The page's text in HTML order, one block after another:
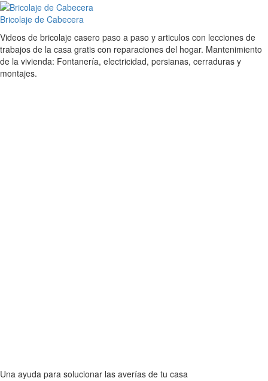
Skip
to
Bricolaje de Cabecera
Videos de bricolaje casero paso a paso y articulos con lecciones de
trabajos de la casa gratis con reparaciones del hogar. Mantenimiento
de la vivienda: Fontanería, electricidad, persianas, cerraduras y
montajes.
Una ayuda para solucionar las averías de tu casa